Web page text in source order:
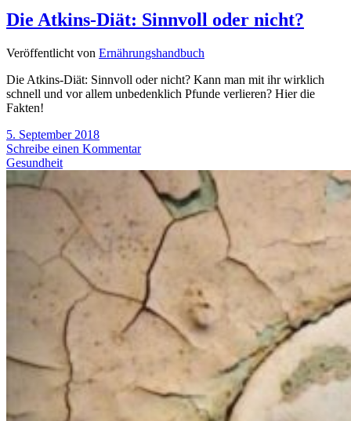
Die Atkins-Diät: Sinnvoll oder nicht?
Veröffentlicht von Ernährungshandbuch
Die Atkins-Diät: Sinnvoll oder nicht? Kann man mit ihr wirklich
schnell und vor allem unbedenklich Pfunde verlieren? Hier die
Fakten!
5. September 2018
Schreibe einen Kommentar
Gesundheit